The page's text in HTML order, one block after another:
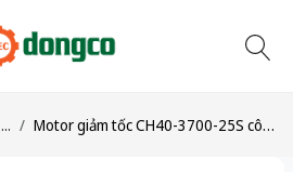
... Motor giảm tốc CH40-3700-25S công suất 5HP (3,7kW) tỉ số truyền 1/25